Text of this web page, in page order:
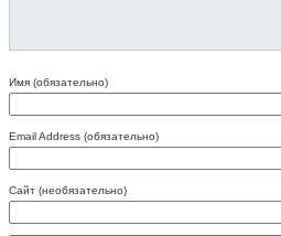
Имя (обязательно)
Email Address (обязательно)
Сайт (необязательно)